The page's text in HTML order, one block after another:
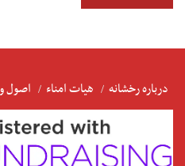
درباره رخشانه هیات امناء اصول